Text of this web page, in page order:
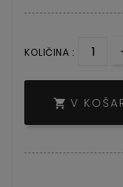
KOLIČINA :
 V